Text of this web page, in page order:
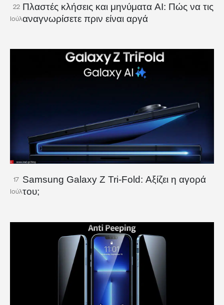
22
Ιούλ
Πλαστές κλήσεις και μηνύματα AI: Πώς να τις
αναγνωρίσετε πριν είναι αργά
17
Ιούλ
Samsung Galaxy Z Tri-Fold: Αξίζει η αγορά
του;